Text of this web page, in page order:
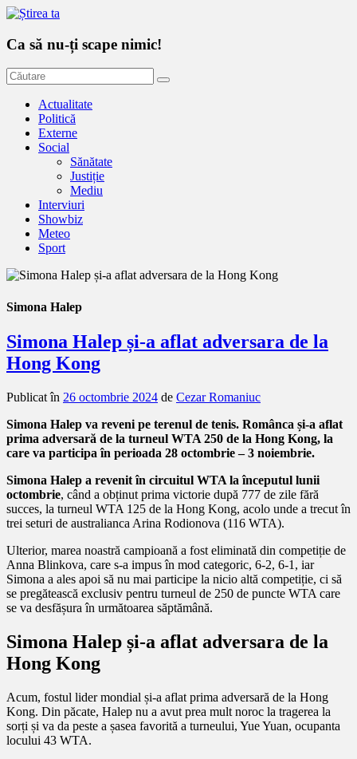
Ca să nu-ți scape nimic!
Actualitate
Politică
Externe
Social
Sănătate
Justiție
Mediu
Interviuri
Showbiz
Meteo
Sport
Simona Halep
Simona Halep și-a aflat adversara de la
Hong Kong
Publicat în 26 octombrie 2024 de Cezar Romaniuc
Simona Halep va reveni pe terenul de tenis. Românca și-a aflat
prima adversară de la turneul WTA 250 de la Hong Kong, la
care va participa în perioada 28 octombrie – 3 noiembrie.
Simona Halep a revenit în circuitul WTA la începutul lunii
octombrie, când a obținut prima victorie după 777 de zile fără
succes, la turneul WTA 125 de la Hong Kong, acolo unde a trecut în
trei seturi de australianca Arina Rodionova (116 WTA).
Ulterior, marea noastră campioană a fost eliminată din competiție de
Anna Blinkova, care s-a impus în mod categoric, 6-2, 6-1, iar
Simona a ales apoi să nu mai participe la nicio altă competiție, ci să
se pregătească exclusiv pentru turneul de 250 de puncte WTA care
se va desfășura în următoarea săptămână.
Simona Halep și-a aflat adversara de la
Hong Kong
Acum, fostul lider mondial și-a aflat prima adversară de la Hong
Kong. Din păcate, Halep nu a avut prea mult noroc la tragerea la
sorți și va da peste a șasea favorită a turneului, Yue Yuan, ocupanta
locului 43 WTA.